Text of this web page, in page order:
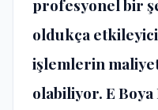
profesyonel bir
oldukça
işlemlerin
olabiliyor. E